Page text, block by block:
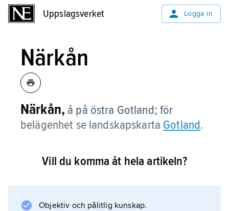
Uppslagsverket Logga in
Närkån
Närkån, å på östra Gotland; för
belägenhet se landskapskarta Gotland.
Vill du komma åt hela artikeln?
Objektiv och pålitlig kunskap.